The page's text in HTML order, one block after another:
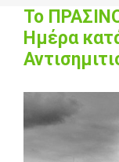
Το
Ημέρα
View
Larger
Image